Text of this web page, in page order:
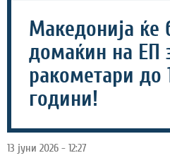
Македонија ќе
домаќин на ЕП
ракометари до
години!
13 јуни 2026 - 12:27